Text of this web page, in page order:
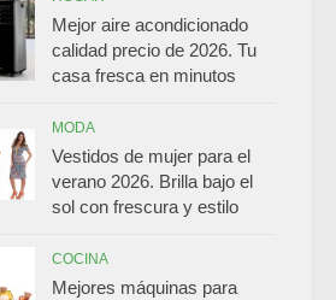
Mejor aire acondicionado
calidad precio de 2026. Tu
casa fresca en minutos
MODA
Vestidos de mujer para el
verano 2026. Brilla bajo el
sol con frescura y estilo
COCINA
Mejores máquinas para